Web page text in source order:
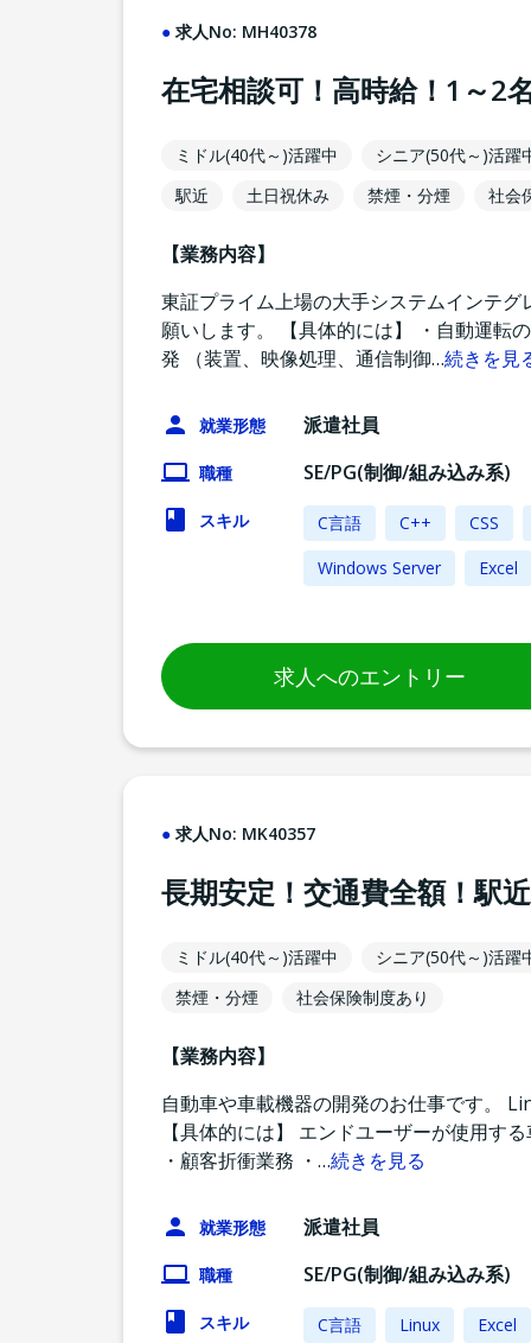
求人No: MH40378
在宅相談可！高時給！1～2
ミドル(40代～)活躍中
シニア(50代～)活躍
駅近
土日祝休み 禁煙・分煙 社会
【業務内容】
東証プライム上場の大手システムインテ
願いします。 【具体的には】 ・自動運転
発 （装置、映像処理、通信制御…続きを見
就業形態 派遣社員
職種 SE/PG(制御/組み込み系)
スキル C言語 C++
CSS
Windows Server
Excel
求人へのエントリー
求人No: MK40357
長期安定！交通費全額！駅
ミドル(40代～)活躍中
シニア(50代～)活躍
禁煙・分煙
社会保険制度あり
【業務内容】
自動車や車載機器の開発のお仕事です。
【具体的には】 エンドユーザーが使用す
・顧客折衝業務 ・ …続きを見る
就業形態 派遣社員
職種 SE/PG(制御/組み込み系)
スキル C言語 Linux Excel